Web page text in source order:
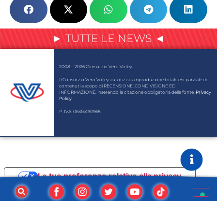
► TUTTE LE NEWS ◄
2008 – 2026 Consorzio Vero Volley
Il Consorzio Vero Volley autorizza la riproduzione totale e/o parziale dei
contenuti a scopo di RECENSIONE, CONDIVISIONE ED
INFORMAZIONE, inserendo la citazione obbligatoria della fonte. Privacy
Policy
P. IVA: 06315490968
Informativa sulla raccolta
Le tue preferenze relative alla privacy